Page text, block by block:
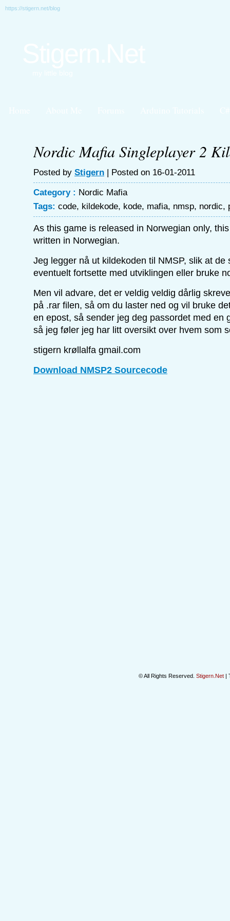
https://stigern.net/blog
Nordic Mafia Singleplayer 2
Posted by Stigern | Posted on 16-01-2011
Category : Nordic Mafia
Tags: code, kildekode, kode, mafia, nmsp, nordic,
As this game is released in Norwegian only,
written in Norwegian.
Jeg legger nå ut kildekoden til NMSP, slik at de
eventuelt fortsette med utviklingen eller bruke
Men vil advare, det er veldig veldig dårlig
på .rar filen, så om du laster ned og vil bruke
en epost, så sender jeg deg passordet med en
så jeg føler jeg har litt oversikt over hvem som
stigern krøllalfa gmail.com
Download NMSP2 Sourcecode
© All Rights Reserved. Stigern.Net |